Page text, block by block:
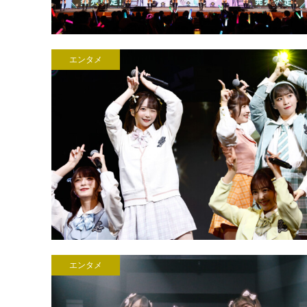
エンタメ
エンタメ